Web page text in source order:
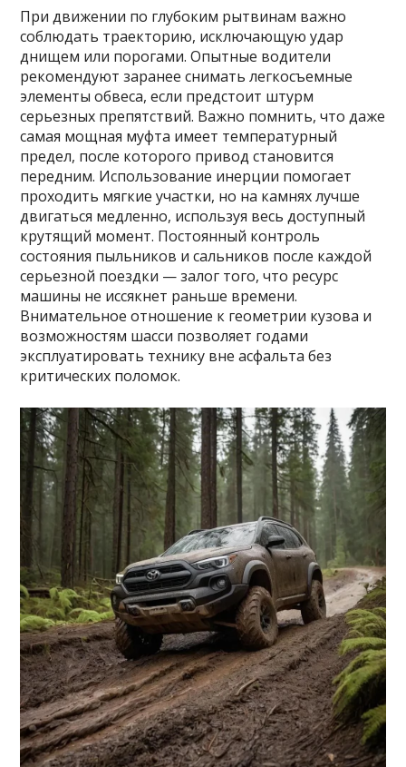
При движении по глубоким рытвинам важно
соблюдать траекторию, исключающую удар
днищем или порогами. Опытные водители
рекомендуют заранее снимать легкосъемные
элементы обвеса, если предстоит штурм
серьезных препятствий. Важно помнить, что даже
самая мощная муфта имеет температурный
предел, после которого привод становится
передним. Использование инерции помогает
проходить мягкие участки, но на камнях лучше
двигаться медленно, используя весь доступный
крутящий момент. Постоянный контроль
состояния пыльников и сальников после каждой
серьезной поездки — залог того, что ресурс
машины не иссякнет раньше времени.
Внимательное отношение к геометрии кузова и
возможностям шасси позволяет годами
эксплуатировать технику вне асфальта без
критических поломок.